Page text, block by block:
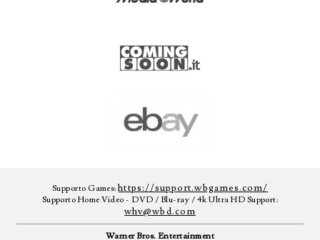
Supporto Games:https://support.wbgames.com/
Supporto Home Video - DVD / Blu-ray / 4k Ultra HD Support:
whv@wbd.com
Warner Bros. Entertainment